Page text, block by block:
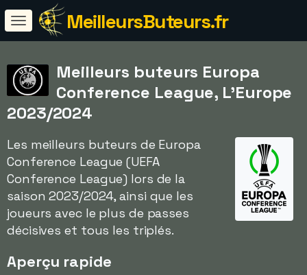
MeilleursButeurs.fr
Meilleurs buteurs Europa
Conference League, L'Europe
2023/2024
Les meilleurs buteurs de Europa
Conference League (UEFA
Conference League) lors de la
saison 2023/2024, ainsi que les
joueurs avec le plus de passes
décisives et tous les triplés.
Aperçu rapide